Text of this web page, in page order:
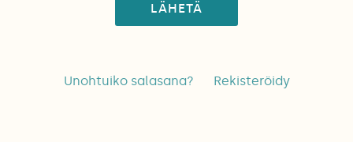
LÄHETÄ
Unohtuiko salasana? Rekisteröidy